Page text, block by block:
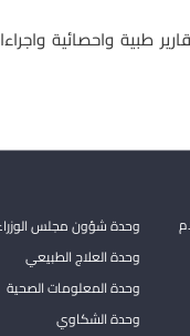
تمثلت في اجراء دورات تدريبية
وحدة شؤون مجلس
وحدة العلاج الطبيعي
وحدة المعلومات الصحية
وحدة الشكاوي